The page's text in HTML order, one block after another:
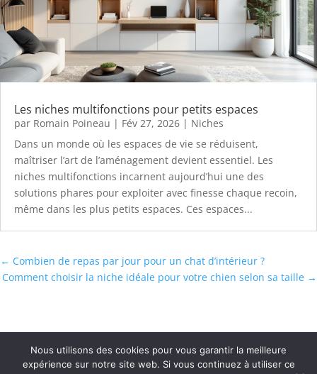
Les niches multifonctions pour petits espaces
par Romain Poineau | Fév 27, 2026 | Niches
Dans un monde où les espaces de vie se réduisent,
maîtriser l’art de l’aménagement devient essentiel. Les
niches multifonctions incarnent aujourd’hui une des
solutions phares pour exploiter avec finesse chaque recoin,
même dans les plus petits espaces. Ces espaces...
← Combien de repas par jour pour un chat d’intérieur ?
Comment choisir la niche idéale pour votre chien selon sa taille →
Nous utilisons des cookies pour vous garantir la meilleure
expérience sur notre site web. Si vous continuez à utiliser ce